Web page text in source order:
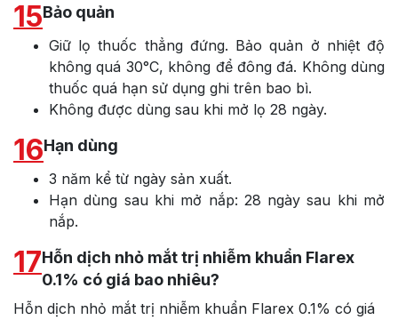
15Bảo quản
Giữ lọ thuốc thẳng đứng. Bảo quản ở nhiệt độ
không quá 30°C, không để đông đá. Không dùng
thuốc quá hạn sử dụng ghi trên bao bì.
Không được dùng sau khi mở lọ 28 ngày.
16Hạn dùng
3 năm kể từ ngày sản xuất.
Hạn dùng sau khi mở nắp: 28 ngày sau khi mở
nắp.
17Hỗn dịch nhỏ mắt trị nhiễm khuẩn Flarex
0.1% có giá bao nhiêu?
Hỗn dịch nhỏ mắt trị nhiễm khuẩn Flarex 0.1% có giá